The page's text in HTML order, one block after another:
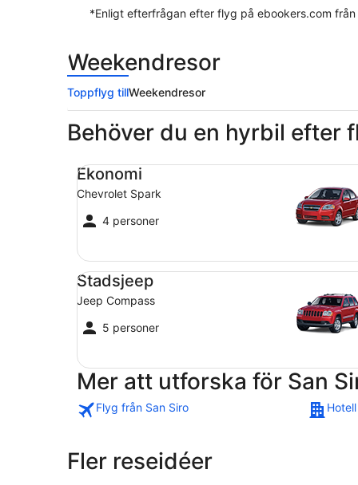
*Enligt efterfrågan efter flyg på ebookers.com
Weekendresor
Toppflyg tillWeekendresor
Behöver du en hyrbil efter
Ekonomi
Chevrolet Spark
4 personer
Ekonomi Chevrolet Spark
Stadsjeep
Jeep Compass
5 personer
Stadsjeep Jeep Compass
Mer att utforska för San
Flyg från San Siro
Fler reseidéer